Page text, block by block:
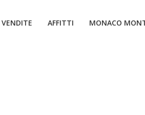
VENDITE AFFITTI MONACO